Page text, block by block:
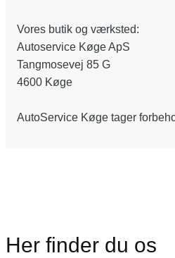
Vores butik og værksted:
Autoservice Køge ApS
Tangmosevej 85 G
4600 Køge
AutoService Køge tager
Her finder du os